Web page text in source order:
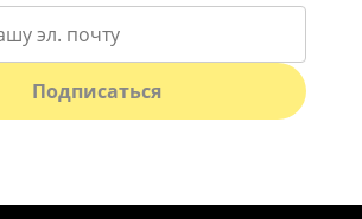
Подписаться